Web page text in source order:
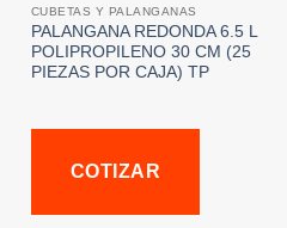
CUBETAS Y PALANGANAS
PALANGANA REDONDA 6.5 L
POLIPROPILENO 30 CM (25
PIEZAS POR CAJA) TP
COTIZAR